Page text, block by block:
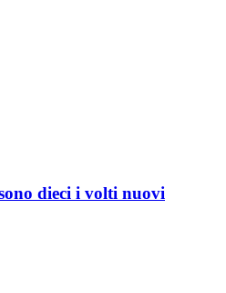
dieci i volti nuovi